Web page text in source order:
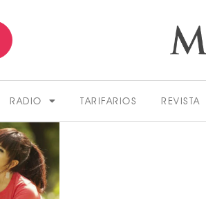
RADIO TARIFARIOS REVISTA